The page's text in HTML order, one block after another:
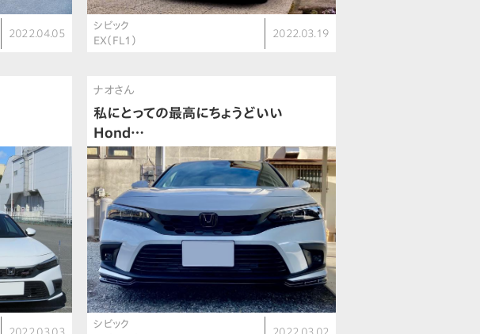
2022.04.05
シビック
EX（FL1）
2022.03.19
ナオさん
私にとっての最高にちょうどいい
Hond…
シビック